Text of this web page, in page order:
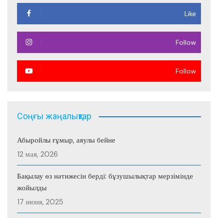
Like
Follow
Follow
Соңғы жаңалықтар
Абыройлы ғұмыр, аяулы бейне
12 мая, 2026
Бақылау өз нәтижесін берді: бұзушылықтар мерзімінде
жойылды
17 июня, 2025